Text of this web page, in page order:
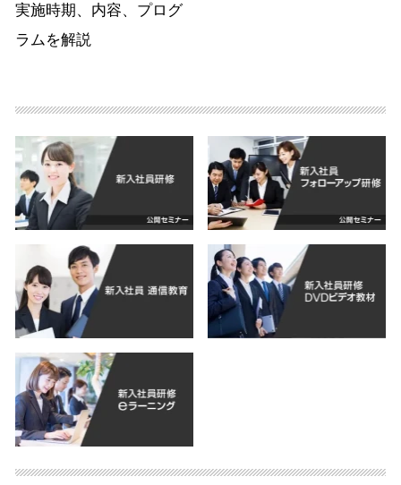
実施時期、内容、プログ
ラムを解説